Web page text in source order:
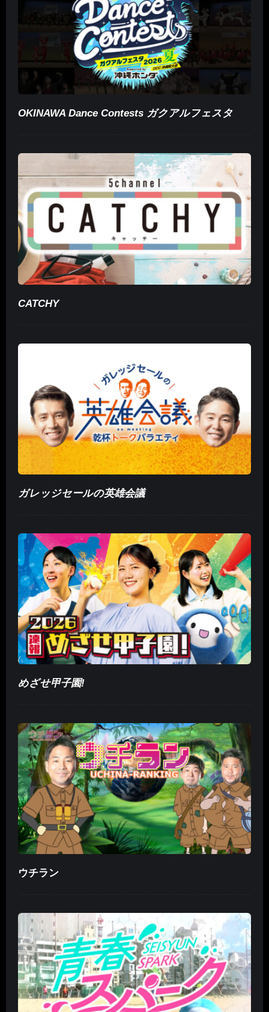
OKINAWA Dance Contests ガクアルフェスタ
CATCHY
ガレッジセールの英雄会議
めざせ甲子園!
ウチラン